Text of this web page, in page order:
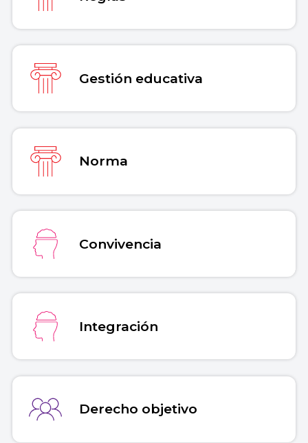
Gestión educativa
Norma
Convivencia
Integración
Derecho objetivo